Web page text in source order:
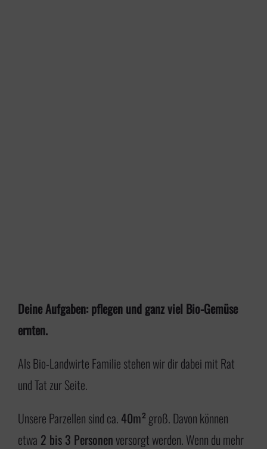
Deine Aufgaben: pflegen und ganz viel Bio-Gemüse
ernten.
Als Bio-Landwirte Familie stehen wir dir dabei mit Rat
und Tat zur Seite.
Unsere Parzellen sind ca. 40m² groß. Davon können
etwa 2 bis 3 Personenversorgt werden. Wenn du mehr